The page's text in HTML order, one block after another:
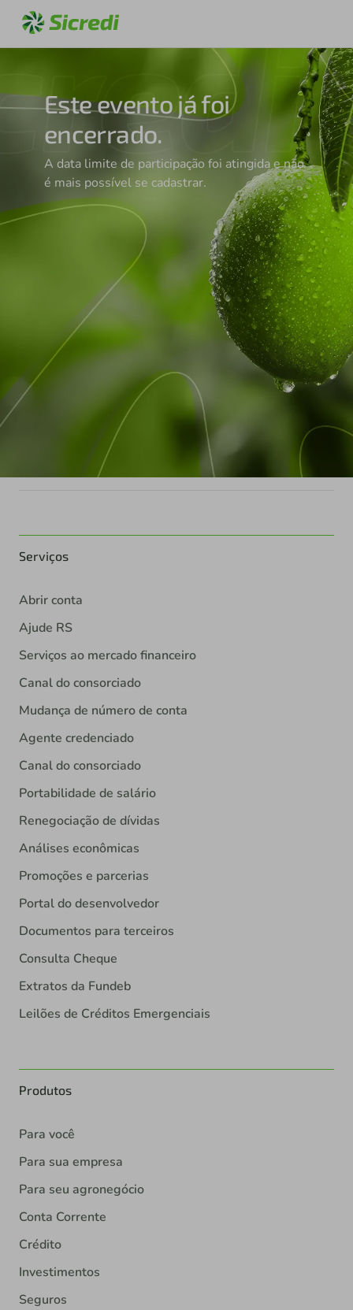
Este evento já foi
encerrado.
A data limite de participação foi atingida e não
é mais possível se cadastrar.
Serviços
Abrir conta
Ajude RS
Serviços ao mercado financeiro
Canal do consorciado
Mudança de número de conta
Agente credenciado
Canal do consorciado
Portabilidade de salário
Renegociação de dívidas
Análises econômicas
Promoções e parcerias
Portal do desenvolvedor
Documentos para terceiros
Consulta Cheque
Extratos da Fundeb
Leilões de Créditos Emergenciais
Produtos
Para você
Para sua empresa
Para seu agronegócio
Conta Corrente
Crédito
Investimentos
Seguros